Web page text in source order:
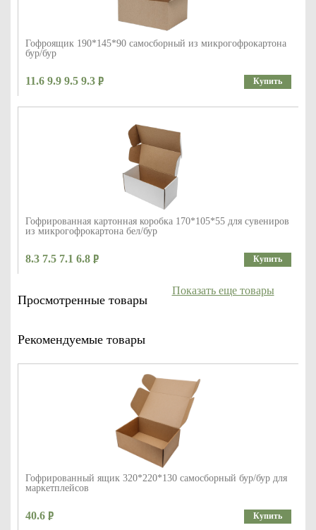
Гофроящик 190*145*90 самосборный из микрогофрокартона
бур/бур
11.6 9.9 9.5 9.3 Купить
Гофрированная картонная коробка 170*105*55 для сувениров
из микрогофрокартона бел/бур
8.3 7.5 7.1 6.8 Купить
Просмотренные товары
Рекомендуемые товары
Гофрированный ящик 320*220*130 самосборный бур/бур для
маркетплейсов
40.6 Купить
Показать еще товары